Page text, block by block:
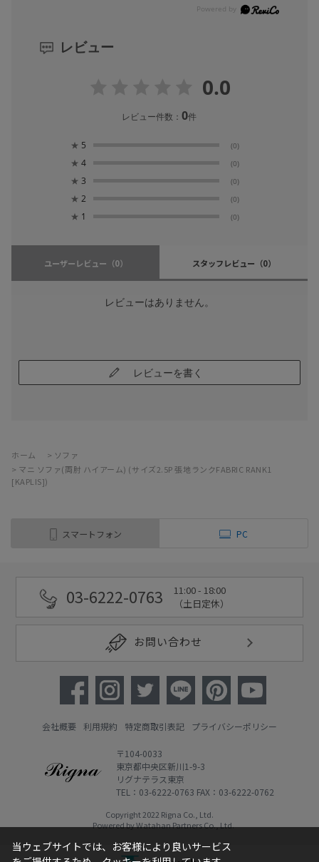
レビュー
0.0
レビュー件数：0件
★ 5 (0)
★ 4 (0)
★ 3 (0)
★ 2 (0)
★ 1 (0)
ユーザーレビュー （0） スタッフレビュー （0）
レビューはありません。
レビューを書く
ホーム > ソファ
> マニ ソファ(両肘 ハイアーム) (サイズ2.5P 張地ランクFABRIC RANK1
[KAPLIS])
スマートフォン PC
03-6222-0763
11:00 - 18:00
（土日定休）
お問い合わせ
会社概要 利用規約 特定商取引表記 プライバシーポリシー
〒104-0033
東京都中央区新川1-9-3
リグナテラス東京
TEL：03-6222-0763 FAX：03-6222-0762
Copyright 2022 Rigna Co., Ltd.
Powered by Watahan Partners Co., Ltd.
当ウェブサイトでは、お客様により良いサービス